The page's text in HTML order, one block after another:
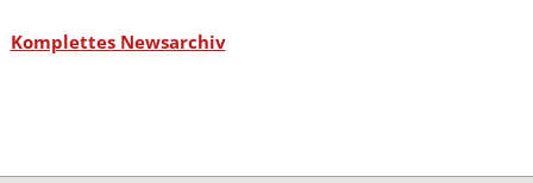
Komplettes Newsarchiv